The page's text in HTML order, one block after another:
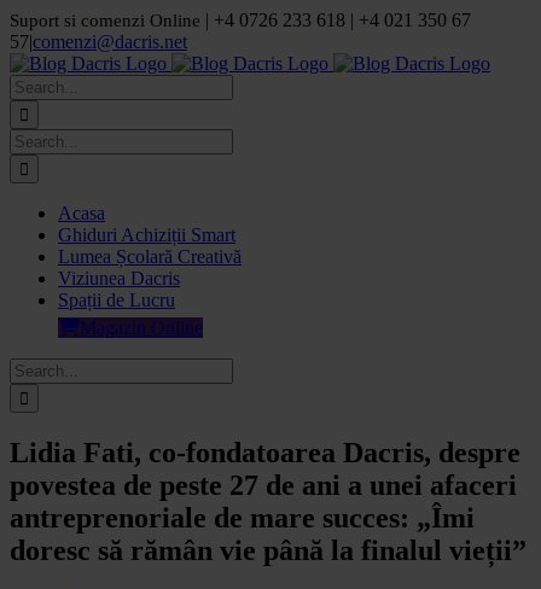
Skip
to
content
Suport si comenzi Online | +4 0726 233 618 | +4 021 350 67
57|comenzi@dacris.net
Facebook
LinkedIn
YouTube
Pinterest
Search
for:
Search
for:
Acasa
Ghiduri Achiziții Smart
Lumea Școlară Creativă
Viziunea Dacris
Spații de Lucru
Magazin Online
Search
for:
Lidia Fati, co-fondatoarea Dacris, despre
povestea de peste 27 de ani a unei afaceri
antreprenoriale de mare succes: „Îmi
doresc să rămân vie până la finalul vieții”